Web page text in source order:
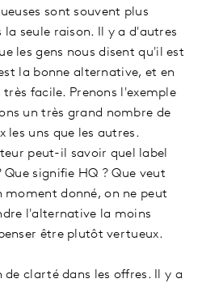
sont souvent plus
la seule raison. Il y a d'autres
les gens nous disent qu'il est
la bonne alternative, et en
facile. Prenons l'exemple
un très grand nombre de
les uns que les autres.
peut-il savoir quel label
signifie HQ ? Que veut
donné, on ne peut
l'alternative la moins
être plutôt vertueux.
de clarté dans les offres. Il y a